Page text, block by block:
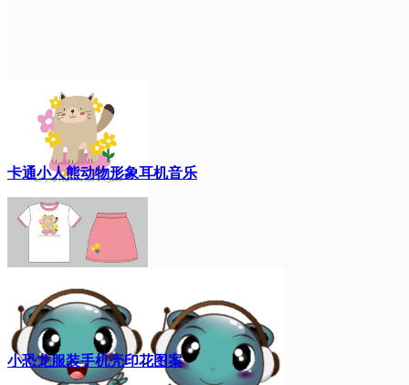
卡通小人熊动物形象耳机音乐
小恐龙服装手机壳印花图案